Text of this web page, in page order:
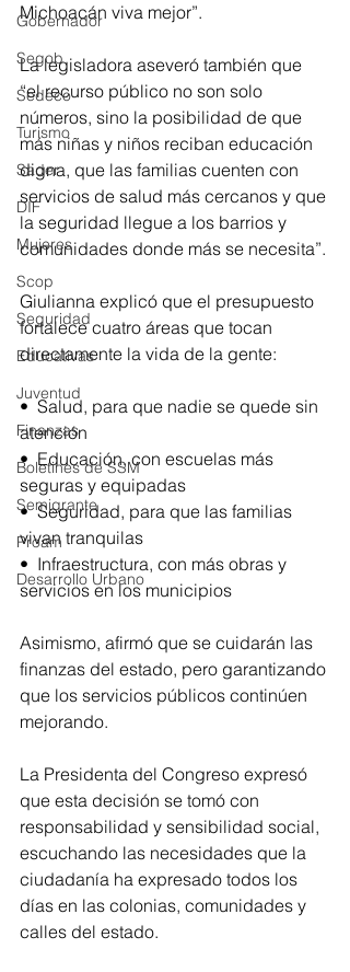
Gobernador
Segob
Sedeco
Turismo
Sader
DIF
Mujeres
Scop
Seguridad
Educativas
Juventud
Finanzas
Boletines de SSM
Semigrante
Proam
Desarrollo Urbano
Michoacán viva mejor”.
La legisladora aseveró también que
“el recurso público no son solo
números, sino la posibilidad de que
más niñas y niños reciban educación
digna, que las familias cuenten con
servicios de salud más cercanos y que
la seguridad llegue a los barrios y
comunidades donde más se necesita”.
Giulianna explicó que el presupuesto
fortalece cuatro áreas que tocan
directamente la vida de la gente:
•⁠  ⁠Salud, para que nadie se quede sin
atención
•⁠  ⁠Educación, con escuelas más
seguras y equipadas
•⁠  ⁠Seguridad, para que las familias
vivan tranquilas
•⁠  ⁠Infraestructura, con más obras y
servicios en los municipios
Asimismo, afirmó que se cuidarán las
finanzas del estado, pero garantizando
que los servicios públicos continúen
mejorando.
La Presidenta del Congreso expresó
que esta decisión se tomó con
responsabilidad y sensibilidad social,
escuchando las necesidades que la
ciudadanía ha expresado todos los
días en las colonias, comunidades y
calles del estado.